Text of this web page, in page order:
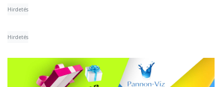
Hirdetés
Hirdetés